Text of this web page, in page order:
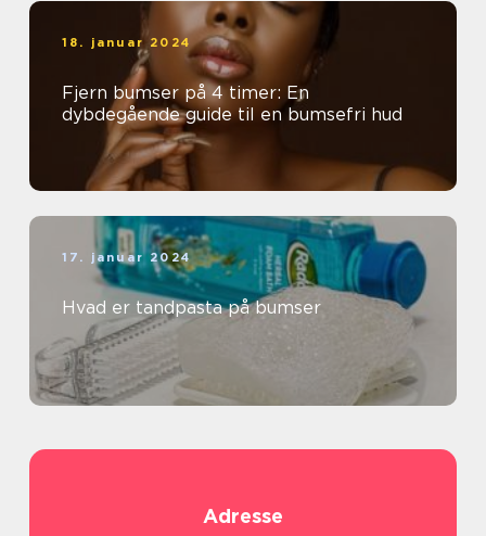
18. januar 2024
Fjern bumser på 4 timer: En
dybdegående guide til en bumsefri hud
17. januar 2024
Hvad er tandpasta på bumser
Adresse